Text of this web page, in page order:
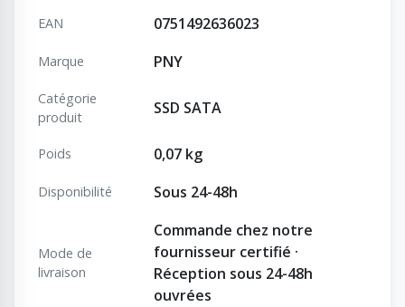
EAN 0751492636023
Marque PNY
Catégorie
produit
SSD SATA
Poids 0,07 kg
Disponibilité Sous 24-48h
Mode de
livraison
Commande chez notre
fournisseur certifié ·
Réception sous 24-48h
ouvrées